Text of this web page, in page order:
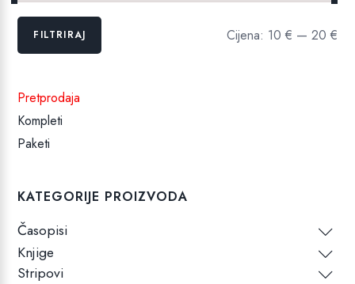
Min
MaksFILTRIRAJ Cijena: 10 € — 20 €
Pretprodaja
Kompleti
Paketi
KATEGORIJE PROIZVODA
Časopisi
Knjige
Stripovi